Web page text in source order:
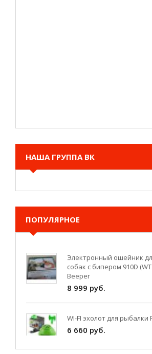
НАША ГРУППА ВК
ПОПУЛЯРНОЕ
Беспроводной Эхолот
собак с бипером 910D
Beeper
8 999 руб.
WI-FI эхолот для рыбалки
6 660 руб.